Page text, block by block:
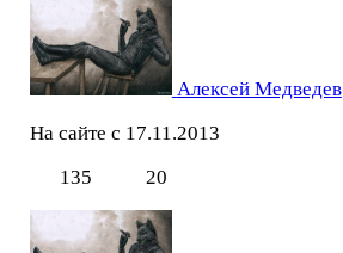
Алексей Медведев
На сайте с 17.11.2013
135
20